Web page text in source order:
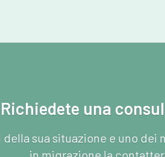
Richiedete una
della sua situazione e uno